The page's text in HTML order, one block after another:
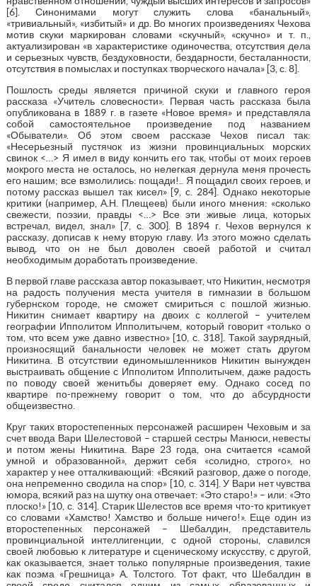
[6]. Синонимами могут служить слова «банальный»,
«тривиальный», «избитый» и др. Во многих произведениях Чехова
мотив скуки маркирован словами «скучный», «скучно» и т. п.,
актуализирован «в характеристике одиночества, отсутствия дела
и серьезных чувств, бездуховности, бездарности, бесталанности,
отсутствия в помыслах и поступках творческого начала» [3, с. 8].
Пошлость среды является причиной скуки и главного героя
рассказа «Учитель словесности». Первая часть рассказа была
опубликована в 1889 г. в газете «Новое время» и представляла
собой самостоятельное произведение под названием
«Обыватели». Об этом своем рассказе Чехов писал так:
«Несерьезный пустячок из жизни провинциальных морских
свинок <…> Я имел в виду кончить его так, чтобы от моих героев
мокрого места не осталось, но нелегкая дернула меня прочесть
его нашим; все взмолились: пощади!.. Я пощадил своих героев, и
потому рассказ вышел так кисел» [9, c. 284]. Однако некоторые
критики (например, А.Н. Плещеев) были иного мнения: «сколько
свежести, поэзии, правды <…> Все эти живые лица, которых
встречал, видел, знал» [7, с. 300]. В 1894 г. Чехов вернулся к
рассказу, дописав к нему вторую главу. Из этого можно сделать
вывод, что он не был доволен своей работой и считал
необходимым доработать произведение.
В первой главе рассказа автор показывает, что Никитин, несмотря
на радость получения места учителя в гимназии в большом
губернском городе, не сможет смириться с пошлой жизнью.
Никитин снимает квартиру на двоих с коллегой – учителем
географии Ипполитом Ипполитычем, который говорит «только о
том, что всем уже давно известно» [10, с. 318]. Такой заурядный,
произносящий банальности человек не может стать другом
Никитина. В отсутствии единомышленников Никитин вынужден
выстраивать общение с Ипполитом Ипполитычем, даже радость
по поводу своей женитьбы доверяет ему. Однако сосед по
квартире по-прежнему говорит о том, что до абсурдности
общеизвестно.
Круг таких второстепенных персонажей расширен Чеховым и за
счет ввода Вари Шелестовой – старшей сестры Манюси, невесты
и потом жены Никитина. Варе 23 года, она считается «самой
умной и образованной», держит себя «солидно, строго», но
характер у нее отталкивающий: «Всякий разговор, даже о погоде,
она непременно сводила на спор» [10, с. 314]. У Вари нет чувства
юмора, всякий раз на шутку она отвечает: «Это старо!» – или: «Это
плоско!» [10, с. 314]. Старик Шелестов все время что-то критикует
со словами «Хамство! Хамство и больше ничего!». Еще один из
второстепенных персонажей – Шебалдин, представитель
провинциальной интеллигенции, с одной стороны, славился
своей любовью к литературе и сценическому искусству, с другой,
как оказывается, знает только популярные произведения, такие
как поэма «Грешница» А. Толстого. Тот факт, что Шебалдин в